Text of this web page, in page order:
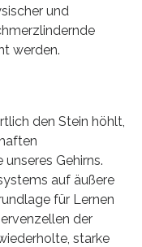
und
werden.
den Stein höhlt,
Gehirns.
auf äußere
für Lernen
der
starke